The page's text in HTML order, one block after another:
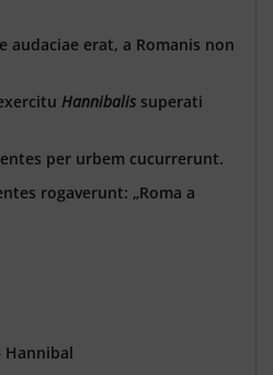
audaciae erat, a Romanis non
Hannibalis superati
per urbem cucurrerunt.
rogaverunt: „Roma a
Hannibal